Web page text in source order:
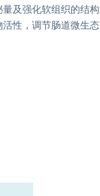
及强化软组织的结构
性，调节肠道微生态